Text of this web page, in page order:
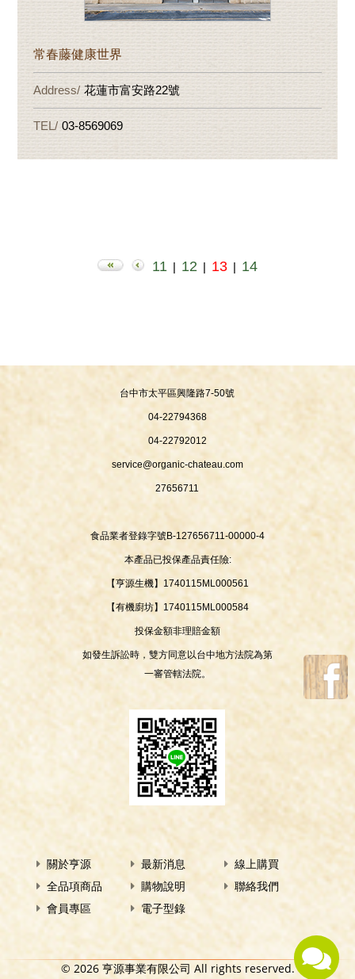
常春藤健康世界
花蓮市富安路22號
03-8569069
11 | 12 | 13 | 14
台中市太平區興隆路7-50號
04-22794368
04-22792012
service@organic-chateau.com
27656711
食品業者登錄字號B-127656711-00000-4
本產品已投保產品責任險:
【亨源生機】1740115ML000561
【有機廚坊】1740115ML000584
投保金額非理賠金額
如發生訴訟時，雙方同意以台中地方法院為第
一審管轄法院。
關於亨源 最新消息
線上購買
全品項商品
購物說明
聯絡我們
會員專區
電子型錄
© 2026 亨源事業有限公司 All rights reserved.